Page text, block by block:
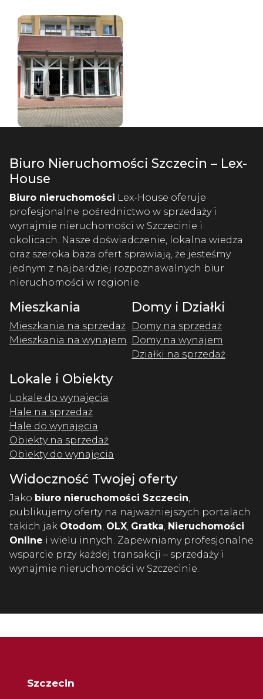
Biuro Nieruchomości Szczecin – Lex-
House
Biuro nieruchomości Lex-House oferuje
profesjonalne pośrednictwo w sprzedaży i
wynajmie nieruchomości w Szczecinie i
okolicach. Nasze doświadczenie, lokalna wiedza
oraz szeroka baza ofert sprawiają, że jesteśmy
jednym z najbardziej rozpoznawalnych biur
nieruchomości w regionie.
Mieszkania
Mieszkania na sprzedaż
Mieszkania na wynajem
Domy i Działki
Domy na sprzedaż
Domy na wynajem
Działki na sprzedaż
Lokale i Obiekty
Lokale do wynajęcia
Hale na sprzedaż
Hale do wynajęcia
Obiekty na sprzedaż
Obiekty do wynajęcia
Widoczność Twojej oferty
Jako biuro nieruchomości Szczecin,
publikujemy oferty na najważniejszych portalach
takich jak Otodom, OLX, Gratka, Nieruchomości
Online i wielu innych. Zapewniamy profesjonalne
wsparcie przy każdej transakcji – sprzedaży i
wynajmie nieruchomości w Szczecinie.
Szczecin